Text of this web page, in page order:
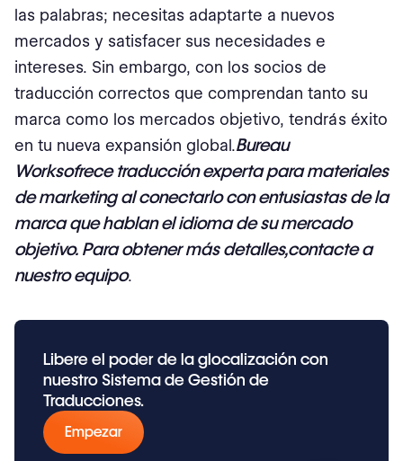
las palabras; necesitas adaptarte a nuevos
mercados y satisfacer sus necesidades e
intereses. Sin embargo, con los socios de
traducción correctos que comprendan tanto su
marca como los mercados objetivo, tendrás éxito
en tu nueva expansión global.Bureau
Worksofrece traducción experta para materiales
de marketing al conectarlo con entusiastas de la
marca que hablan el idioma de su mercado
objetivo. Para obtener más detalles,contacte a
nuestro equipo.
Libere el poder de la glocalización con
nuestro Sistema de Gestión de
Traducciones.
Empezar